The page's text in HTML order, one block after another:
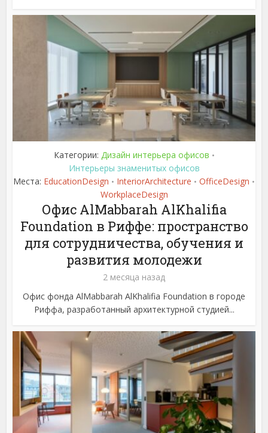
Категории: Дизайн интерьера офисов •
Интерьеры знаменитых офисов
Места: EducationDesign • InteriorArchitecture • OfficeDesign •
WorkplaceDesign
Офис AlMabbarah AlKhalifia
Foundation в Риффе: пространство
для сотрудничества, обучения и
развития молодежи
2 месяца назад
Офис фонда AlMabbarah AlKhalifia Foundation в городе
Риффа, разработанный архитектурной студией...